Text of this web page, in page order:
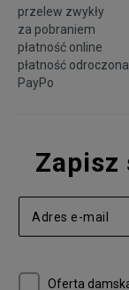
przelew zwykły
za pobraniem
płatność online
płatność
PayPo
Zapisz
Oferta